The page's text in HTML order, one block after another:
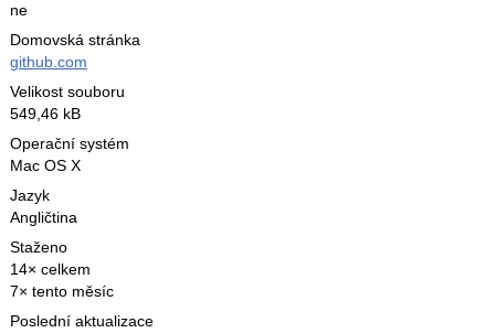
ne
Domovská stránka
github.com
Velikost souboru
549,46 kB
Operační systém
Mac OS X
Jazyk
Angličtina
Staženo
14× celkem
7× tento měsíc
Poslední aktualizace